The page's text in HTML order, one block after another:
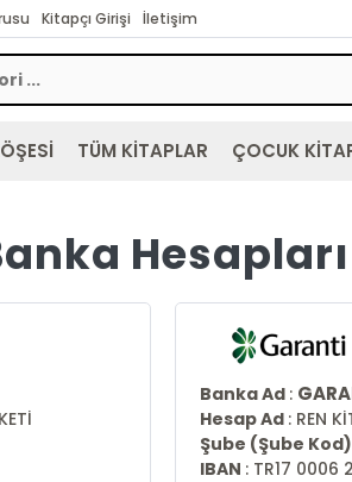
Kitapçı Girişi İletişim
TÜM KİTAPLAR ÇOCUK
Hesapları
Banka Ad :
Hesap Ad : REN
Şube (Şube Kod)
IBAN : TR17 0006